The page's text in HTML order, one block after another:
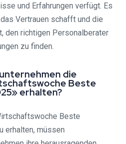
und Erfahrungen verfügt. Es
Vertrauen schafft und die
den richtigen Personalberater
zu finden.
die
Beste
erhalten?
Beste
erhalten, müssen